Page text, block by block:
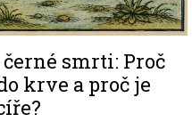
smrti: Proč
krve a proč je